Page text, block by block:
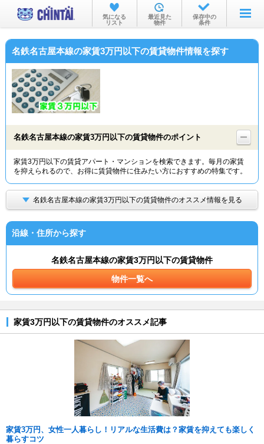
お部屋を探す
沿線・駅から
物件特集から
TOP
気になる
リスト
最近見た
物件
保存中の
条件
名鉄名古屋本線の家賃3万円以下の賃貸物件情報を探す
名鉄名古屋本線の家賃3万円以下の賃貸物件のポイント
家賃3万円以下の賃貸アパート・マンションを検索できます。毎月の家賃
を抑えられるので、お得に賃貸物件に住みたい方におすすめの特集です。
名鉄名古屋本線の家賃3万円以下の賃貸物件のオススメ情報を見る
沿線・住所から探す
名鉄名古屋本線の家賃3万円以下の賃貸物件
物件一覧へ
家賃3万円以下の賃貸物件のオススメ記事
家賃3万円、女性一人暮らし！リアルな生活費は？家賃を抑えても楽しく
暮らすコツ